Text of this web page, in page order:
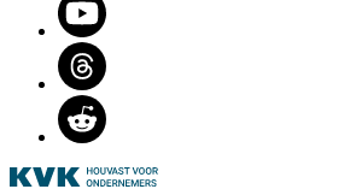
Threads
Reddit